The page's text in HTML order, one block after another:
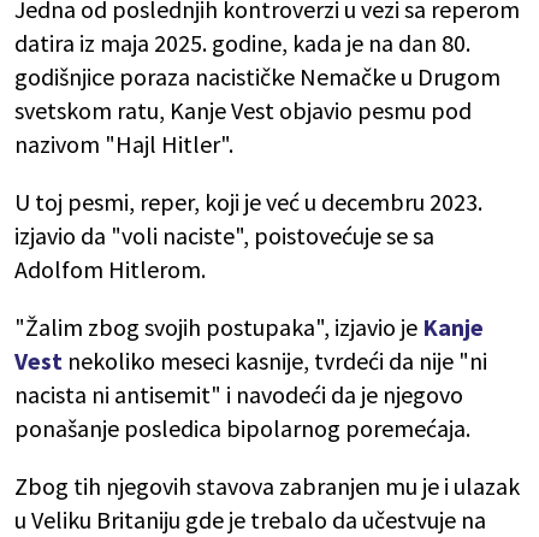
Jedna od poslednjih kontroverzi u vezi sa reperom
datira iz maja 2025. godine, kada je na dan 80.
godišnjice poraza nacističke Nemačke u Drugom
svetskom ratu, Kanje Vest objavio pesmu pod
nazivom "Hajl Hitler".
U toj pesmi, reper, koji je već u decembru 2023.
izjavio da "voli naciste", poistovećuje se sa
Adolfom Hitlerom.
"Žalim zbog svojih postupaka", izjavio je Kanje
Vest nekoliko meseci kasnije, tvrdeći da nije "ni
nacista ni antisemit" i navodeći da je njegovo
ponašanje posledica bipolarnog poremećaja.
Zbog tih njegovih stavova zabranjen mu je i ulazak
u Veliku Britaniju gde je trebalo da učestvuje na